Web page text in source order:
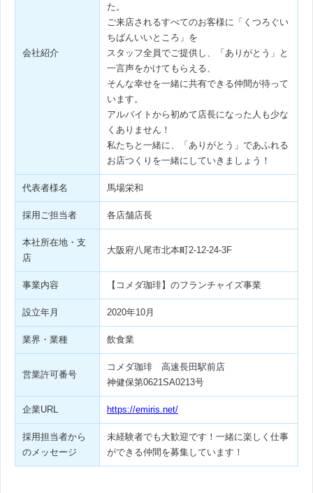
会社紹介
た。
ご来店されるすべてのお客様に「くつろぐい
ちばんいいところ」を
スタッフ全員でご提供し、「ありがとう」と
一言声をかけてもらえる、
そんな幸せを一緒に共有できる仲間が待って
います。
アルバイトから初めて店長になった人も少な
くありません！
私たちと一緒に、「ありがとう」であふれる
お店つくりを一緒にしていきましょう！
代表者様名 馬場栄和
採用ご担当者 各店舗店長
本社所在地・支
店
大阪府八尾市北本町2-12-24-3F
事業内容 【コメダ珈琲】のフランチャイズ事業
設立年月 2020年10月
業界・業種 飲食業
営業許可番号
コメダ珈琲 高速長田駅前店
神健保第0621SA0213号
企業URL https://emiris.net/
採用担当者から
のメッセージ
未経験者でも大歓迎です！一緒に楽しく仕事
ができる仲間を募集しています！